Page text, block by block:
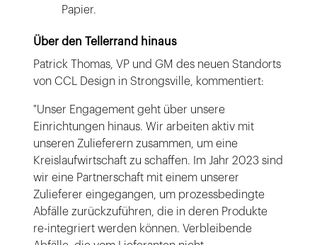
Papier.
Über den Tellerrand hinaus
Patrick Thomas, VP und GM des neuen Standorts
von CCL Design in Strongsville, kommentiert:
"Unser Engagement geht über unsere
Einrichtungen hinaus. Wir arbeiten aktiv mit
unseren Zulieferern zusammen, um eine
Kreislaufwirtschaft zu schaffen. Im Jahr 2023 sind
wir eine Partnerschaft mit einem unserer
Zulieferer eingegangen, um prozessbedingte
Abfälle zurückzuführen, die in deren Produkte
re-integriert werden können. Verbleibende